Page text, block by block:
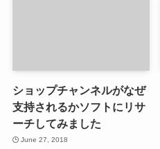
ショップチャンネルがなぜ
支持されるかソフトにリサ
ーチしてみました
June 27, 2018